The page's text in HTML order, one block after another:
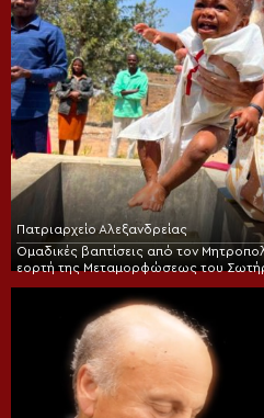
Πατριαρχείο Αλεξανδρείας
Ομαδικές βαπτίσεις από τον
εορτή της Μεταμορφώσεως του